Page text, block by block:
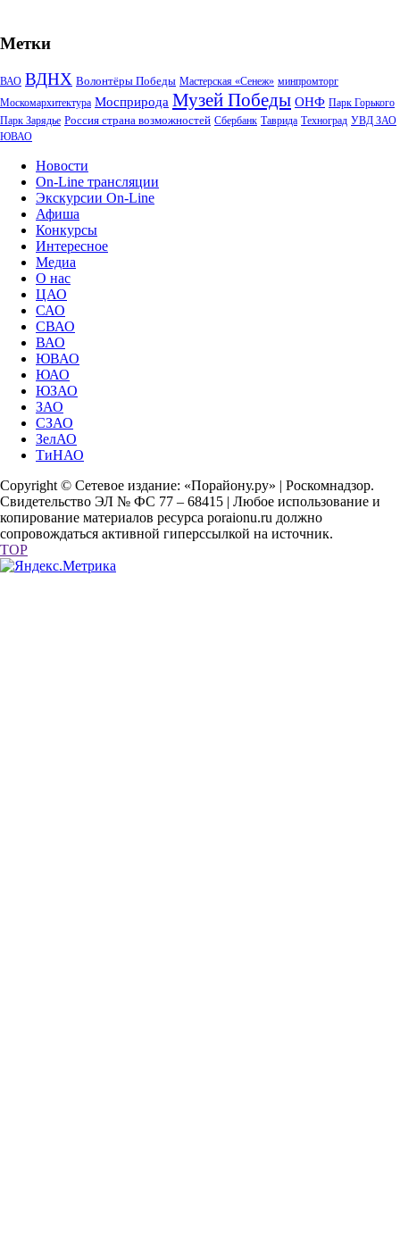
Метки
ВАО ВДНХ Волонтёры Победы Мастерская «Сенеж» минпромторг
Москомархитектура Мосприрода Музей Победы ОНФ Парк Горького
Парк Зарядье Россия страна возможностей Сбербанк Таврида Техноград УВД ЗАО
ЮВАО
Новости
On-Line трансляции
Экскурсии On-Line
Афиша
Конкурсы
Интересное
Медиа
О нас
ЦАО
САО
СВАО
ВАО
ЮВАО
ЮАО
ЮЗАО
ЗАО
СЗАО
ЗелАО
ТиНАО
Copyright © Сетевое издание: «Порайону.ру» | Роскомнадзор.
Свидетельство ЭЛ № ФС 77 – 68415 | Любое использование и
копирование материалов ресурса poraionu.ru должно
сопровождаться активной гиперссылкой на источник.
TOP